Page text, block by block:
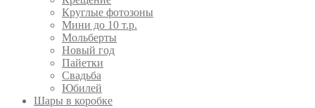
Круглые фотозоны
Мини до 10 т.р.
Мольберты
Новый год
Пайетки
Свадьба
Юбилей
Шары в коробке